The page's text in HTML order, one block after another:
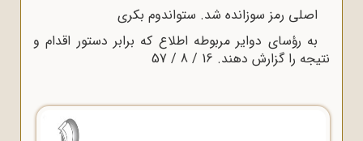
اصلى رمز سوزانده شد. ستواندوم بکرى
به رؤساى دوایر مربوطه اطلاع که برابر دستور اقدام و
نتیجه را گزارش دهند. 16 / 8 / 57